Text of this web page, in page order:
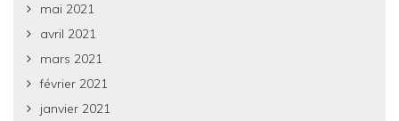
mai 2021
avril 2021
mars 2021
février 2021
janvier 2021